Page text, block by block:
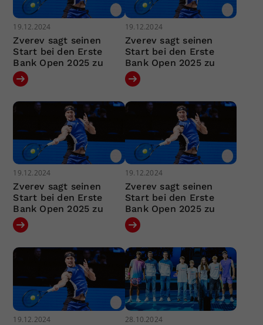
19.12.2024
Zverev sagt seinen
Start bei den Erste
Bank Open 2025 zu
19.12.2024
Zverev sagt seinen
Start bei den Erste
Bank Open 2025 zu
19.12.2024
Zverev sagt seinen
Start bei den Erste
Bank Open 2025 zu
19.12.2024
Zverev sagt seinen
Start bei den Erste
Bank Open 2025 zu
19.12.2024 28.10.2024